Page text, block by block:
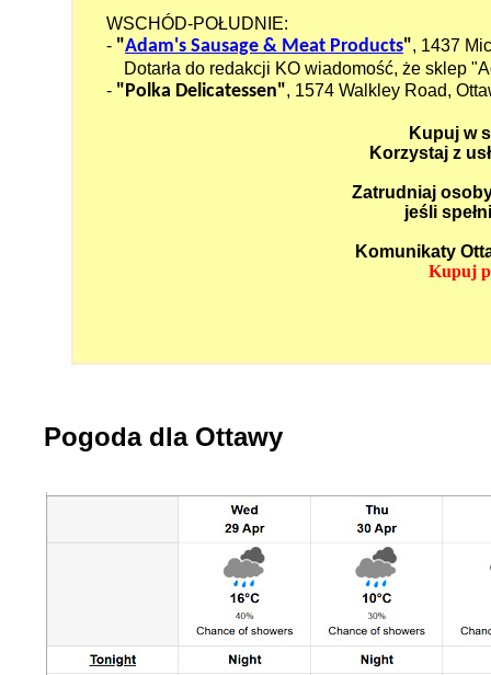
WSCHÓD-POŁUDNIE:
- "Adam's Sausage & Meat Products", 1437
Dotarła do redakcji KO wiadomość, że sklep
- "Polka Delicatessen", 1574 Walkley Road,
Kupuj w
Korzystaj z
Zatrudniaj
jeśli
Komunikaty
Kupuj
Pogoda dla Ottawy